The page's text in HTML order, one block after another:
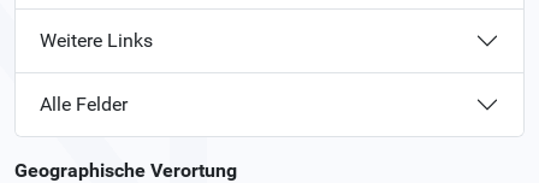
Weitere Links
Alle Felder
Geographische Verortung